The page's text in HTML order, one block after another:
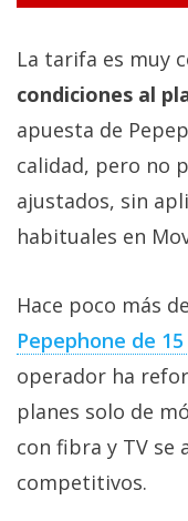
La tarifa es muy
condiciones al
apuesta de
calidad, pero no
ajustados, sin
habituales en
Hace poco más
Pepephone de
operador ha
planes solo de
con fibra y TV se
competitivos.